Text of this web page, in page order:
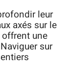
leur
axés sur le
offrent une
sur